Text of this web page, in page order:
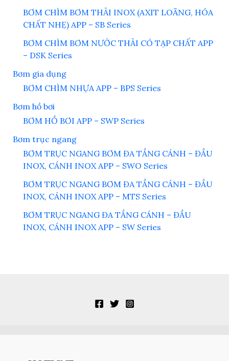
BƠM CHÌM BƠM THẢI INOX (AXIT LOÃNG, HÓA
CHẤT NHẸ) APP – SB Series
BƠM CHÌM BƠM NƯỚC THẢI CÓ TẠP CHẤT APP
– DSK Series
Bơm gia dụng
BƠM CHÌM NHỰA APP – BPS Series
Bơm hồ bơi
BƠM HỒ BƠI APP – SWP Series
Bơm trục ngang
BƠM TRỤC NGANG BƠM ĐA TẦNG CÁNH – ĐẦU
INOX, CÁNH INOX APP – SWO Series
BƠM TRỤC NGANG BƠM ĐA TẦNG CÁNH – ĐẦU
INOX, CÁNH INOX APP – MTS Series
BƠM TRỤC NGANG ĐA TẦNG CÁNH – ĐẦU
INOX, CÁNH INOX APP – SW Series